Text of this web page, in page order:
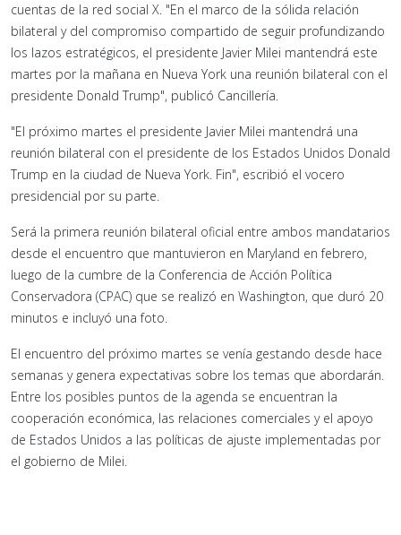
cuentas de la red social X. "En el marco de la sólida relación
bilateral y del compromiso compartido de seguir profundizando
los lazos estratégicos, el presidente Javier Milei mantendrá este
martes por la mañana en Nueva York una reunión bilateral con el
presidente Donald Trump", publicó Cancillería.
"El próximo martes el presidente Javier Milei mantendrá una
reunión bilateral con el presidente de los Estados Unidos Donald
Trump en la ciudad de Nueva York. Fin", escribió el vocero
presidencial por su parte.
Será la primera reunión bilateral oficial entre ambos mandatarios
desde el encuentro que mantuvieron en Maryland en febrero,
luego de la cumbre de la Conferencia de Acción Política
Conservadora (CPAC) que se realizó en Washington, que duró 20
minutos e incluyó una foto.
El encuentro del próximo martes se venía gestando desde hace
semanas y genera expectativas sobre los temas que abordarán.
Entre los posibles puntos de la agenda se encuentran la
cooperación económica, las relaciones comerciales y el apoyo
de Estados Unidos a las políticas de ajuste implementadas por
el gobierno de Milei.